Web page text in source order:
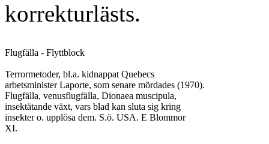
korrekturlästs.
Flugfälla - Flyttblock
Terrormetoder, bl.a. kidnappat Quebecs
arbetsminister Laporte, som senare mördades (1970).
Flugfälla, venusflugfälla, Dionaea muscipula,
insektätande växt, vars blad kan sluta sig kring
insekter o. upplösa dem. S.ö. USA. E Blommor
XI.